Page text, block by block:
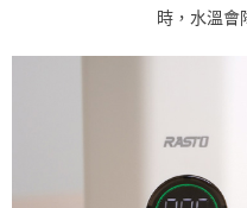
時，水溫會